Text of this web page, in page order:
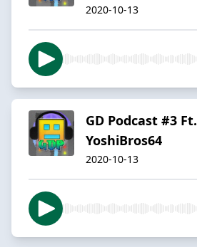
2020-10-13
GD Podcast #3 Ft.
YoshiBros64
2020-10-13